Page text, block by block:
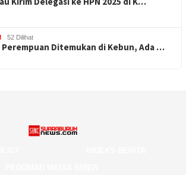
52 Dilihat
Perempuan Ditemukan di Kebun, Ada …